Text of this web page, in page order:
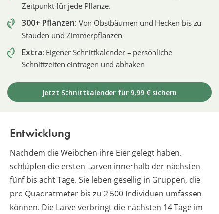
Zeitpunkt für jede Pflanze.
300+ Pflanzen: Von Obstbäumen und Hecken bis zu
Stauden und Zimmerpflanzen
Extra: Eigener Schnittkalender – persönliche
Schnittzeiten eintragen und abhaken
Jetzt Schnittkalender für 9,99 € sichern
Entwicklung
Nachdem die Weibchen ihre Eier gelegt haben,
schlüpfen die ersten Larven innerhalb der nächsten
fünf bis acht Tage. Sie leben gesellig in Gruppen, die
pro Quadratmeter bis zu 2.500 Individuen umfassen
können. Die Larve verbringt die nächsten 14 Tage im